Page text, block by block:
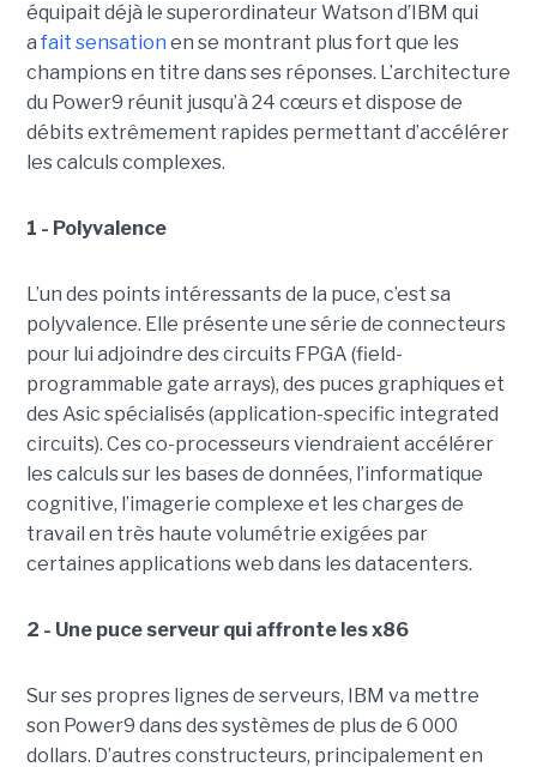
équipait déjà le superordinateur Watson d’IBM qui
a fait sensation en se montrant plus fort que les
champions en titre dans ses réponses. L’architecture
du Power9 réunit jusqu’à 24 cœurs et dispose de
débits extrêmement rapides permettant d’accélérer
les calculs complexes.
1 - Polyvalence
L’un des points intéressants de la puce, c’est sa
polyvalence. Elle présente une série de connecteurs
pour lui adjoindre des circuits FPGA (field-
programmable gate arrays), des puces graphiques et
des Asic spécialisés (application-specific integrated
circuits). Ces co-processeurs viendraient accélérer
les calculs sur les bases de données, l’informatique
cognitive, l’imagerie complexe et les charges de
travail en très haute volumétrie exigées par
certaines applications web dans les datacenters.
2 - Une puce serveur qui affronte les x86
Sur ses propres lignes de serveurs, IBM va mettre
son Power9 dans des systèmes de plus de 6 000
dollars. D’autres constructeurs, principalement en